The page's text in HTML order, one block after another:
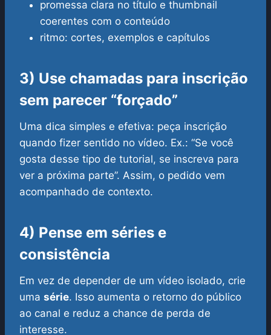
promessa clara no título e thumbnail
coerentes com o conteúdo
ritmo: cortes, exemplos e capítulos
3) Use chamadas para inscrição
sem parecer “forçado”
Uma dica simples e efetiva: peça inscrição
quando fizer sentido no vídeo. Ex.: “Se você
gosta desse tipo de tutorial, se inscreva para
ver a próxima parte”. Assim, o pedido vem
acompanhado de contexto.
4) Pense em séries e
consistência
Em vez de depender de um vídeo isolado, crie
uma série. Isso aumenta o retorno do público
ao canal e reduz a chance de perda de
interesse.